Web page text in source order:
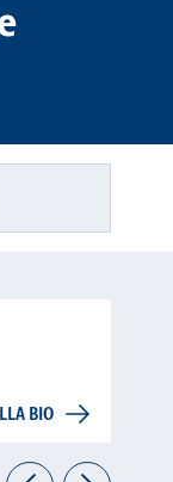
BIO